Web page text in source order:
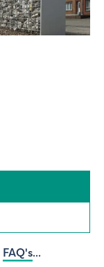
FAQ's...